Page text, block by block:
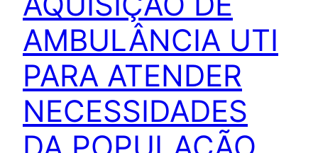
AMBULÂNCIA UTI
PARA ATENDER
NECESSIDADES